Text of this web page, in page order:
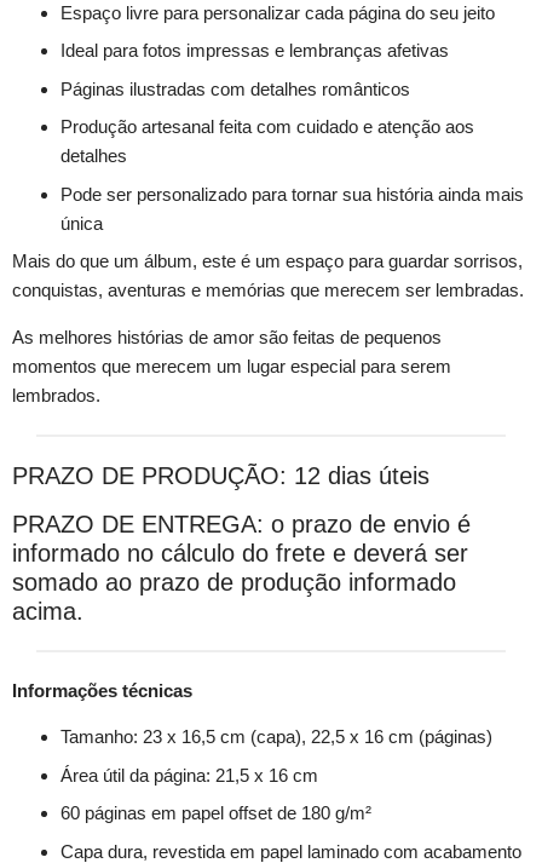
Espaço livre para personalizar cada página do seu jeito
Ideal para fotos impressas e lembranças afetivas
Páginas ilustradas com detalhes românticos
Produção artesanal feita com cuidado e atenção aos
detalhes
Pode ser personalizado para tornar sua história ainda mais
única
Mais do que um álbum, este é um espaço para guardar sorrisos,
conquistas, aventuras e memórias que merecem ser lembradas.
As melhores histórias de amor são feitas de pequenos
momentos que merecem um lugar especial para serem
lembrados.
PRAZO DE PRODUÇÃO: 12 dias úteis
PRAZO DE ENTREGA: o prazo de envio é
informado no cálculo do frete e deverá ser
somado ao prazo de produção informado
acima.
Informações técnicas
Tamanho: 23 x 16,5 cm (capa), 22,5 x 16 cm (páginas)
Área útil da página: 21,5 x 16 cm
60 páginas em papel offset de 180 g/m²
Capa dura, revestida em papel laminado com acabamento